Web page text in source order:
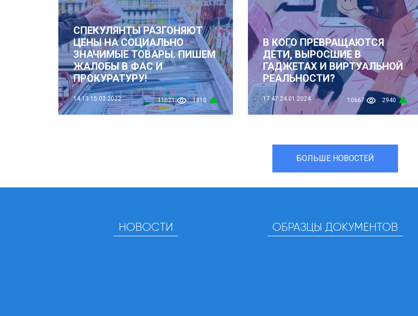
СПЕКУЛЯНТЫ РАЗГОНЯЮТ
ЦЕНЫ НА СОЦИАЛЬНО
ЗНАЧИМЫЕ ТОВАРЫ. ПИШЕМ
ЖАЛОБЫ В ФАС И
ПРОКУРАТУРУ!
14:13 15.03.2022 11621 1810
В КОГО ПРЕВРАЩАЮТСЯ
ДЕТИ, ВЫРОСШИЕ В
ГАДЖЕТАХ И ВИРТУАЛЬНОЙ
РЕАЛЬНОСТИ?
17:47 24.01.2024 10667 2940
БОЛЬШЕ НОВОСТЕЙ
НОВОСТИ ОБРАЗЦЫ ДОКУМЕНТОВ